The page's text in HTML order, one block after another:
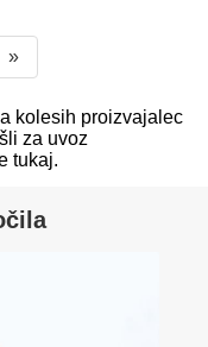
»
kolesih proizvajalec
za uvoz
tukaj.